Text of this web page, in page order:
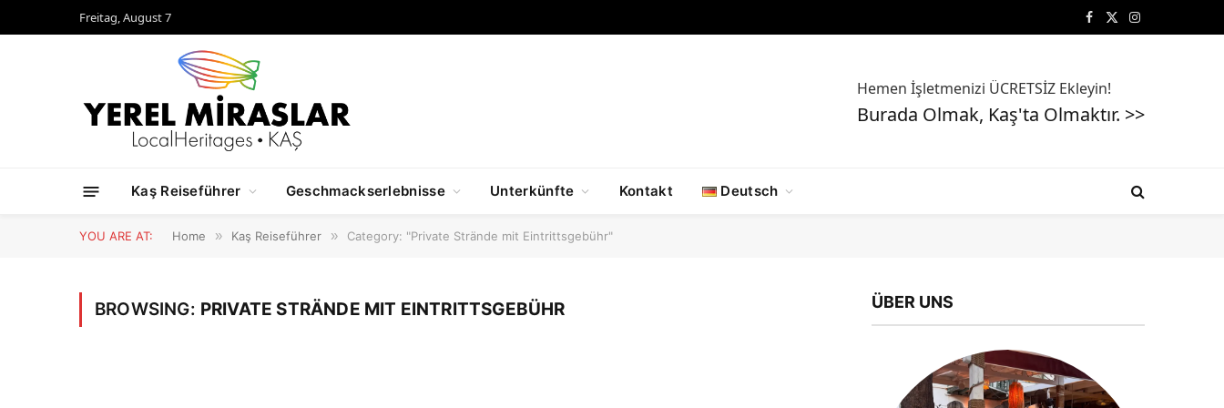
Freitag, August 7 Facebook
X
Instagram
Hemen İşletmenizi ÜCRETSİZ Ekleyin!
Burada Olmak, Kaş'ta Olmaktır. >>
Kaş Reiseführer Geschmackserlebnisse Unterkünfte Kontakt Deutsch
YOU ARE AT: Home » Kaş Reiseführer » Category: "Private Strände mit Eintrittsgebühr"
BROWSING: PRIVATE STRÄNDE MIT EINTRITTSGEBÜHR ÜBER UNS